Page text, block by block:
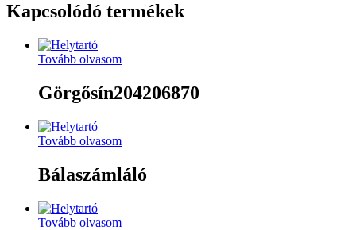
Kapcsolódó termékek
Tovább olvasom
Görgősín204206870
Tovább olvasom
Bálaszámláló
Tovább olvasom